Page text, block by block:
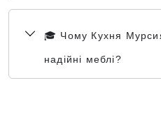
🎓 Чому Кухня
надійні меблі?